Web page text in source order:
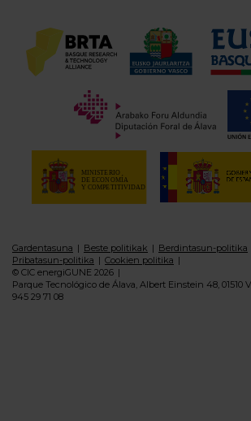
Gardentasuna Beste politikak Berdintasun-politika
Pribatasun-politika
Cookien politika
© CIC energiGUNE 2026
Parque Tecnológico de Álava, Albert Einstein 48, 01510
945 29 71 08